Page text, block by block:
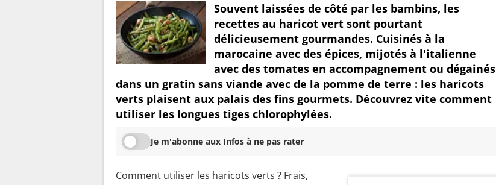
Souvent laissées de côté par les bambins, les
recettes au haricot vert sont pourtant
délicieusement gourmandes. Cuisinés à la
marocaine avec des épices, mijotés à l'italienne
avec des tomates en accompagnement ou dégainés
dans un gratin sans viande avec de la pomme de terre : les haricots
verts plaisent aux palais des fins gourmets. Découvrez vite comment
utiliser les longues tiges chlorophylées.
Je m'abonne aux Infos à ne pas rater
Comment utiliser les haricots verts ? Frais,